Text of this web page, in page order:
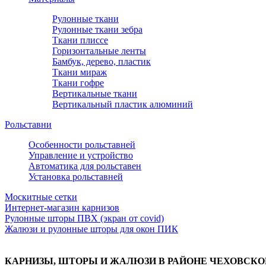
Рулонные ткани
Рулонные ткани зебра
Ткани плиссе
Горизонтальные ленты
Бамбук, дерево, пластик
Ткани мираж
Ткани гофре
Вертикальные ткани
Вертикальный пластик алюминий
Рольставни
Особенности рольставней
Управление и устройство
Автоматика для рольставен
Установка рольставней
Москитные сетки
Интернет-магазин карнизов
Рулонные шторы ПВХ (экран от covid)
Жалюзи и рулонные шторы для окон ПИК
КАРНИЗЫ, ШТОРЫ И ЖАЛЮЗИ В РАЙОНЕ